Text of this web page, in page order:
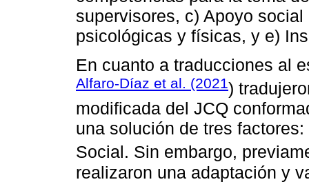
supervisores, c) Apoyo
psicológicas y físicas, y e)
En cuanto a traducciones al
Alfaro-Díaz et al. (2021)
modificada del JCQ
una solución de tres
Social. Sin embargo,
realizaron una adaptación y